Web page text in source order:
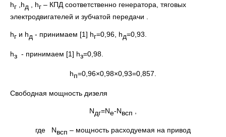
hг ,hд , hг – КПД соответственно генератора, тяговых
электродвигателей и зубчатой передачи .
hг и hд - принимаем [1] hг=0,96, hд=0,93.
hз - принимаем [1] hз=0,98.
hп=0,96×0,98×0,93=0,857.
Свободная мощность дизеля
Nдг=Nе-Nвсп
где Nвсп – мощность расходуемая на привод